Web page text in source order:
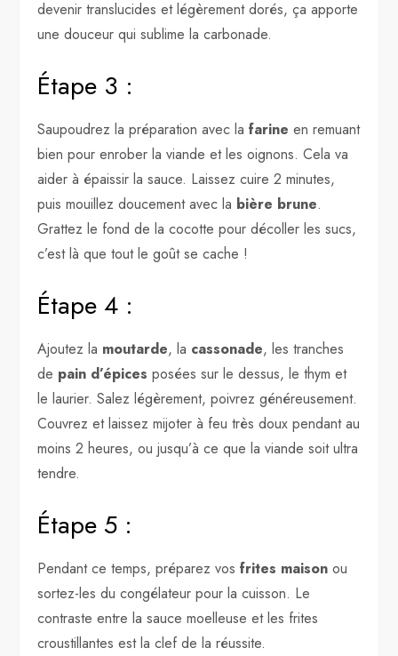
devenir translucides et légèrement dorés, ça apporte
une douceur qui sublime la carbonade.
Étape 3 :
Saupoudrez la préparation avec lafarine en remuant
bien pour enrober la viande et les oignons. Cela va
aider à épaissir la sauce. Laissez cuire 2 minutes,
puis mouillez doucement avec la bière brune.
Grattez le fond de la cocotte pour décoller les sucs,
c’est là que tout le goût se cache !
Étape 4 :
Ajoutez la moutarde, la cassonade, les tranches
de pain d’épices posées sur le dessus, le thym et
le laurier. Salez légèrement, poivrez généreusement.
Couvrez et laissez mijoter à feu très doux pendant au
moins 2 heures, ou jusqu’à ce que la viande soit ultra
tendre.
Étape 5 :
Pendant ce temps, préparez vosfrites maison ou
sortez-les du congélateur pour la cuisson. Le
contraste entre la sauce moelleuse et les frites
croustillantes est la clef de la réussite.